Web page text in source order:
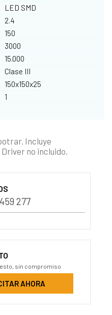
LED SMD
2.4
150
3000
15.000
Clase III
150x150x25
1
Incluye
no incluido.
277
sin compromiso
AHORA